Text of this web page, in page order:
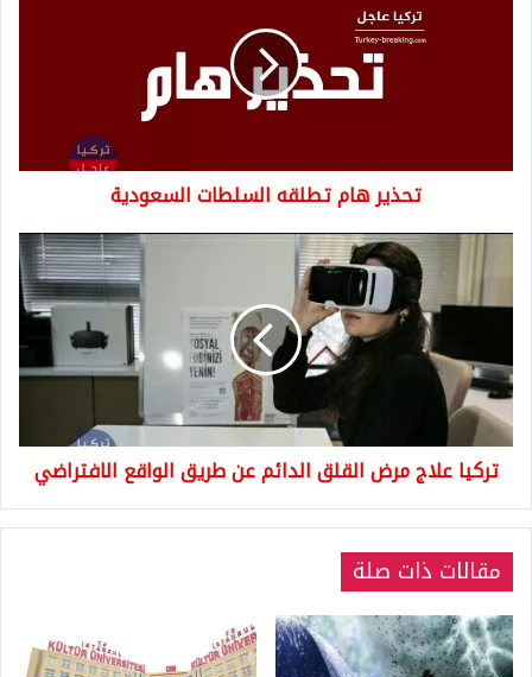
تحذير هام تطلقه السلطات السعودية
تركيا
علاج
مرض
عن
طريق
الواقع
الافتراضي
تركيا علاج مرض القلق الدائم عن طريق الواقع الافتراضي
مقالات ذات صلة